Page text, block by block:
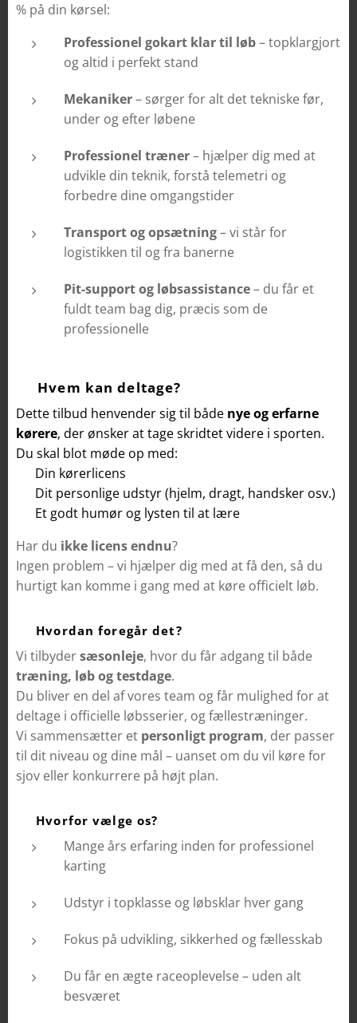
% på din kørsel:
Professionel gokart klar til løb– topklargjort
og altid i perfekt stand
Mekaniker– sørger for alt det tekniske før,
under og efter løbene
Professionel træner– hjælper dig med at
udvikle din teknik, forstå telemetri og
forbedre dine omgangstider
Transport og opsætning– vi står for
logistikken til og fra banerne
Pit-support og løbsassistance– du får et
fuldt team bag dig, præcis som de
professionelle
🏁 Hvem kan deltage?
Dette tilbud henvender sig til både nye og erfarne
kørere, der ønsker at tage skridtet videre i sporten.
Du skal blot møde op med:
Din kørerlicens
✅ Dit personlige udstyr (hjelm, dragt, handsker osv.)
✅ Et godt humør og lysten til at lære
Har du ikke licens endnu?
Ingen problem – vi hjælper dig med at få den, så du
hurtigt kan komme i gang med at køre officielt løb.
📅 Hvordan foregår det?
Vi tilbydersæsonleje, hvor du får adgang til både
træning, løb og testdage.
Du bliver en del af vores team og får mulighed for at
deltage i officielle løbsserier, og fællestræninger.
Vi sammensætter et personligt program, der passer
til dit niveau og dine mål – uanset om du vil køre for
sjov eller konkurrere på højt plan.
💬 Hvorfor vælge os?
Mange års erfaring inden for professionel
karting
Udstyr i topklasse og løbsklar hver gang
Fokus på udvikling, sikkerhed og fællesskab
Du får en ægte raceoplevelse – uden alt
besværet